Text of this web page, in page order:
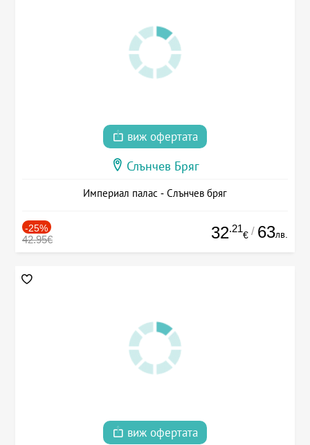
виж офертата
Слънчев Бряг
Империал палас - Слънчев бряг
-25%
42.95€ 32.21
€ / 63лв.
виж офертата